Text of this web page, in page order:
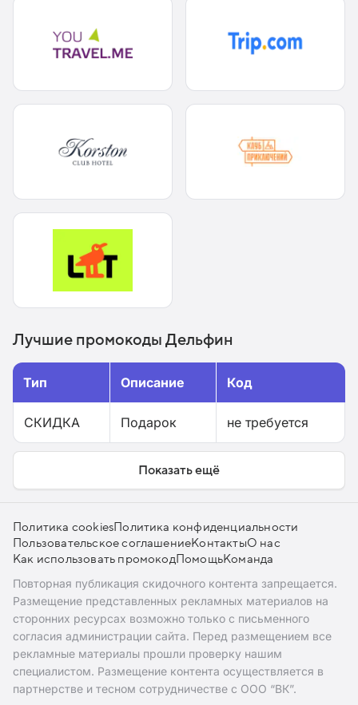
Лучшие промокоды Дельфин
Тип Описание Код
СКИДКА Подарок не требуется
Показать ещё
Политика cookiesПолитика конфиденциальности
Пользовательское соглашениеКонтактыО нас
Как использовать промокодПомощьКоманда
Повторная публикация скидочного контента запрещается.
Размещение представленных рекламных материалов на
сторонних ресурсах возможно только с письменного
согласия администрации сайта. Перед размещением все
рекламные материалы прошли проверку нашим
специалистом. Размещение контента осуществляется в
партнерстве и тесном сотрудничестве с ООО “ВК”.